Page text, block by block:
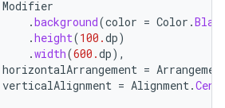
Modifier
.background(color = Color .
.height(100.dp)
.width(600.dp),
horizontalArrangement =
verticalAlignment = Alignment .